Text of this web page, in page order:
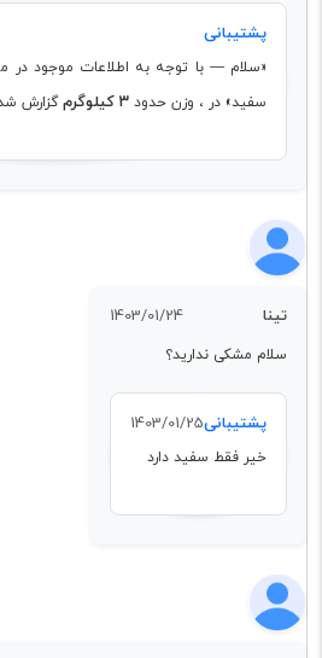
پشتیبانی
«سلام — با توجه به اطلاعات موجود در
سفید» در ، وزن حدود ۳ کیلوگرم گزارش
تینا 1403/01/24
سلام مشکی ندارید؟
پشتیبانی1403/01/25
خیر فقط سفید دارد